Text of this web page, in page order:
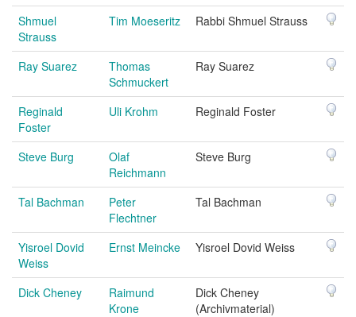
Shmuel
Strauss
Tim Moeseritz Rabbi Shmuel Strauss
Ray Suarez
Thomas
Schmuckert
Ray Suarez
Reginald
Foster
Uli Krohm Reginald Foster
Steve Burg
Olaf
Reichmann
Steve Burg
Tal Bachman
Peter
Flechtner
Tal Bachman
Yisroel Dovid
Weiss
Ernst Meincke Yisroel Dovid Weiss
Dick Cheney
Raimund
Krone
Dick Cheney
(Archivmaterial)